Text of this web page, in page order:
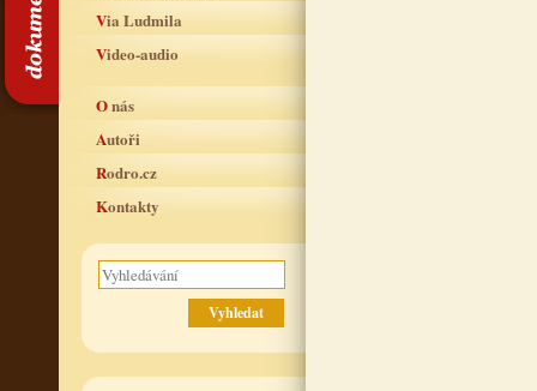
Via Ludmila
Video-audio
O nás
Autoři
Rodro.cz
Kontakty